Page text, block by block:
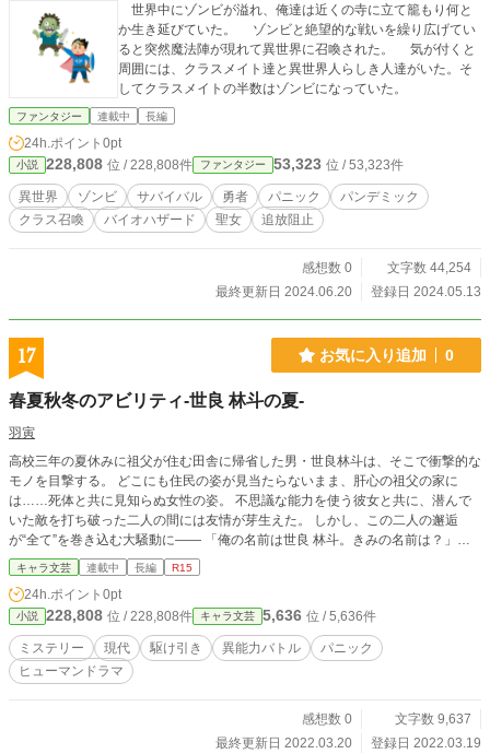
世界中にゾンビが溢れ、俺達は近くの寺に立て籠もり何と
か生き延びていた。 ゾンビと絶望的な戦いを繰り広げてい
ると突然魔法陣が現れて異世界に召喚された。 気が付くと
周囲には、クラスメイト達と異世界人らしき人達がいた。そ
してクラスメイトの半数はゾンビになっていた。
ファンタジー 連載中 長編
24h.ポイント 0pt
小説 228,808 位 / 228,808件 ファンタジー 53,323 位 / 53,323件
異世界 ゾンビ サバイバル 勇者 パニック
パンデミック
クラス召喚
バイオハザード 聖女 追放阻止
感想数 0
文字数 44,254
最終更新日 2024.06.20
登録日 2024.05.13
17 お気に入り追加 0
春夏秋冬のアビリティ-世良 林斗の夏-
羽寅
高校三年の夏休みに祖父が住む田舎に帰省した男・世良林斗は、そこで衝撃的な
モノを目撃する。 どこにも住民の姿が見当たらないまま、肝心の祖父の家に
は……死体と共に見知らぬ女性の姿。 不思議な能力を使う彼女と共に、潜んで
いた敵を打ち破った二人の間には友情が芽生えた。 しかし、この二人の邂逅
が“全て”を巻き込む大騒動に―― 「俺の名前は世良 林斗。きみの名前は？」
「……わたしは、輝井 夢野」
キャラ文芸 連載中 長編 R15
24h.ポイント 0pt
小説 228,808 位 / 228,808件 キャラ文芸 5,636 位 / 5,636件
ミステリー 現代 駆け引き 異能力バトル
パニック
ヒューマンドラマ
感想数 0
文字数 9,637
最終更新日 2022.03.20
登録日 2022.03.19